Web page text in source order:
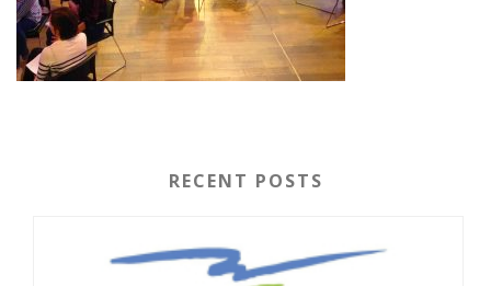
RECENT POSTS